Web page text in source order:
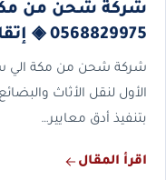
شركة شحن من
0568829975 ◈ إتقان النقل الدولي
شركة شحن من مكة الي
الأول لنقل الأثاث
بتنفيذ أدق معايير…
اقرأ المقال